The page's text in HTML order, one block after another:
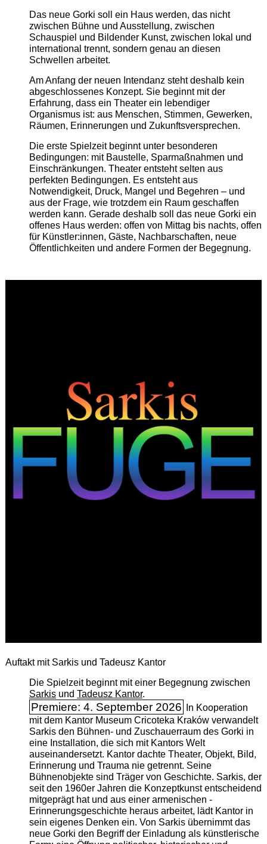
Das neue Gorki soll ein Haus werden, das nicht
zwischen Bühne und Ausstellung, zwischen
Schauspiel und Bildender Kunst, zwischen lokal und
international trennt, sondern genau an diesen
Schwellen arbeitet.
Am Anfang der neuen Intendanz steht deshalb kein
abgeschlossenes Konzept. Sie beginnt mit der
Erfahrung, dass ein Theater ein lebendiger
Organismus ist: aus Menschen, Stimmen, Gewerken,
Räumen, Erinnerungen und Zukunftsversprechen.
Die erste Spielzeit beginnt unter besonderen
Bedingungen: mit Baustelle, Sparmaßnahmen und
Einschränkungen. Theater entsteht selten aus
perfekten Bedingungen. Es entsteht aus
Notwendigkeit, Druck, Mangel und Begehren – und
aus der Frage, wie trotzdem ein Raum geschaffen
werden kann. Gerade deshalb soll das neue Gorki ein
offenes Haus werden: offen von Mittag bis nachts, offen
für Künstler:innen, Gäste, Nachbarschaften, neue
Öffentlichkeiten und andere Formen der Begegnung.
Auftakt mit Sarkis und Tadeusz Kantor
Die Spielzeit beginnt mit einer Begegnung zwischen
Sarkisund Tadeusz Kantor.
Premiere: 4. September 2026
In Kooperation
mit dem Kantor Museum Cricoteka Kraków verwandelt
Sarkis den Bühnen- und Zuschauerraum des Gorki in
eine Installation, die sich mit Kantors Welt
auseinandersetzt. Kantor dachte Theater, Objekt, Bild,
Erinnerung und Trauma nie getrennt. Seine
Bühnenobjekte sind Träger von Geschichte. Sarkis, der
seit den 1960er Jahren die Konzeptkunst entscheidend
mitgeprägt hat und aus einer armenischen ­
Erinnerungsgeschichte heraus arbeitet, lädt Kantor in
sein eigenes Denken ein. Von Sarkis übernimmt das
neue Gorki den Begriff der Einladung als künstlerische